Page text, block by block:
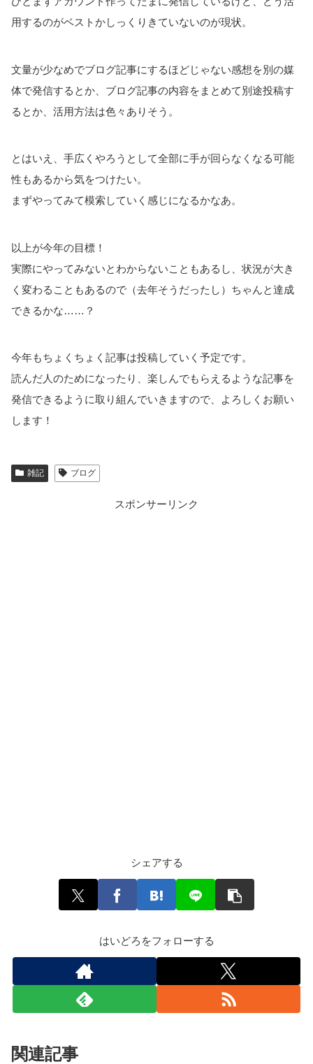
用するのがベストかしっくりきていないのが現状。
文量が少なめでブログ記事にするほどじゃない感想を別の媒
体で発信するとか、ブログ記事の内容をまとめて別途投稿す
るとか、活用方法は色々ありそう。
とはいえ、手広くやろうとして全部に手が回らなくなる可能
性もあるから気をつけたい。
まずやってみて模索していく感じになるかなあ。
以上が今年の目標！
実際にやってみないとわからないこともあるし、状況が大き
く変わることもあるので（去年そうだったし）ちゃんと達成
できるかな……？
今年もちょくちょく記事は投稿していく予定です。
読んだ人のためになったり、楽しんでもらえるような記事を
発信できるように取り組んでいきますので、よろしくお願い
します！
雑記 ブログ
スポンサーリンク
シェアする
はいどろをフォローする
関連記事